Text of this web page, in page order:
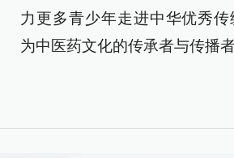
力更多青少年走进中华优秀
为中医药文化的传承者与传播